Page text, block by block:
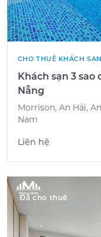
CHO THUÊ KHÁCH
Khách sạn 3
Nẵng
Morrison, An Hải,
Nam
Liên hệ
Đã cho thuê